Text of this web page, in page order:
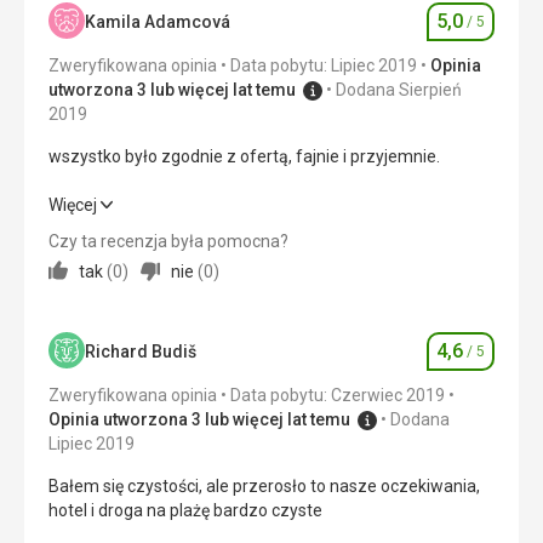
Bez problemu
Usługi
Bez problemu
Ta recenzja została automatycznie przetłumaczona za
Wyżywienie 5,0/ 5
Zakwaterowanie 4,0/ 5
Okolica
Usługi
Cena
odpadów. Niektórym może jednak przeszkadzać, że w
morzu są algi, ale plaże są zadbane i czyste. My jednak
najbardziej doceniliśmy aquahaus, czyli nowo
wybudowane luksusowe spa, które wykorzystuje
leczniczą wodę termalną. Z własnego doświadczenia
muszę stwierdzić, że woda jest lecznicza.
Wyżywienie
Jedzenie znowu zaskoczyło. Jeździmy do Bułgarii już od
Kamila Adamcová Ocena
5,0 / 5
Zweryfikowana opinia Data pobytu: Lipiec 2019
Opinia
utworzona 3 lub więcej lat temu
Dodana Sierpień
2019
wszystko było zgodnie z ofertą, fajnie i przyjemnie.
wszystko było zgodnie z ofertą, fajnie i przyjemnie.
Wyżywienie
Okolica 5,0/ 5
Usługi 5,0
Cena
Plaża
Więcej
Czy ta recenzja była pomocna?
tak (0) nie (0)
Richard Budiš Ocena
4,6 / 5
Zweryfikowana opinia
Data pobytu: Czerwiec 2019
Opinia utworzona 3 lub więcej lat temu
Dodana
Lipiec 2019
Bałem się czystości, ale przerosło to nasze oczekiwania,
hotel i droga na plażę bardzo czyste